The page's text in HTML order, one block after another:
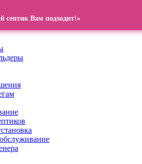
септик Вам подходит!»